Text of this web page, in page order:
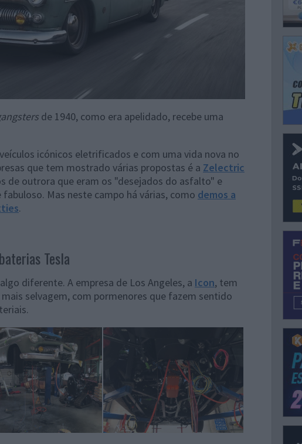
de 1940, como era apelidado, recebe uma
icónicos eletrificados e com uma vida nova no
que tem mostrado várias propostas é a Zelectric
de outrora que eram os "desejados do asfalto" e
Mas neste campo há várias, como demos a
.
Tesla
diferente. A empresa de Los Angeles, a Icon, tem
selvagem, com pormenores que fazem sentido